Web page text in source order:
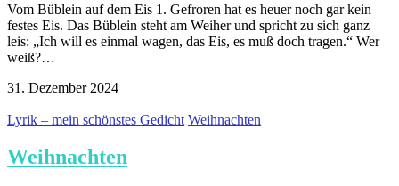
Vom Büblein auf dem Eis 1. Gefroren hat es heuer noch gar kein
festes Eis. Das Büblein steht am Weiher und spricht zu sich ganz
leis: „Ich will es einmal wagen, das Eis, es muß doch tragen.“ Wer
weiß?…
31. Dezember 2024
Lyrik – mein schönstes Gedicht Weihnachten
Weihnachten